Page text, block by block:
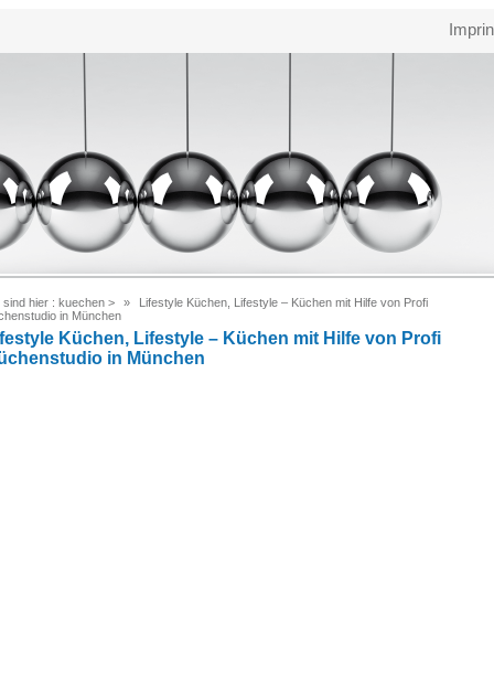
sind hier : kuechen >
Lifestyle Küchen, Lifestyle – Küchen mit Hilfe von Profi
in München
Küchen, Lifestyle – Küchen mit Hilfe von Profi
in München